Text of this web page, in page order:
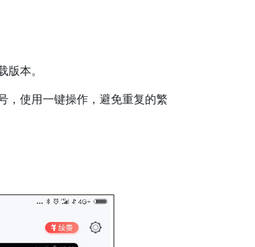
本。
使用一键操作，避免重复的繁